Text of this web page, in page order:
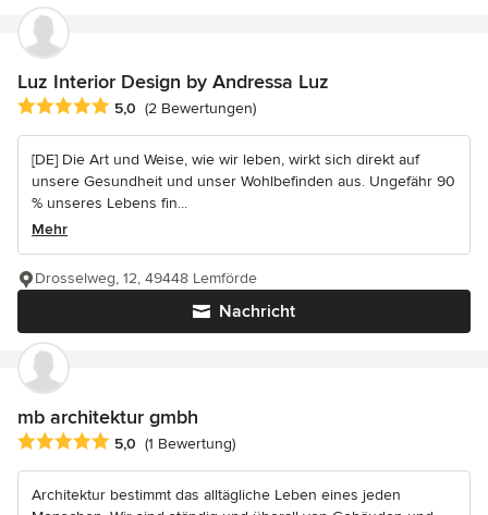
Luz Interior Design by Andressa Luz
Durchschnittliche Bewertung: 5 von 5 Sternen
5,0 (2 Bewertungen)
[DE] Die Art und Weise, wie wir leben, wirkt sich direkt auf
unsere Gesundheit und unser Wohlbefinden aus. Ungefähr 90
% unseres Lebens fin...
Mehr
Nachricht
Drosselweg, 12, 49448 Lemförde
mb architektur gmbh
Durchschnittliche Bewertung: 5 von 5 Sternen
5,0 (1 Bewertung)
Architektur bestimmt das alltägliche Leben eines jeden